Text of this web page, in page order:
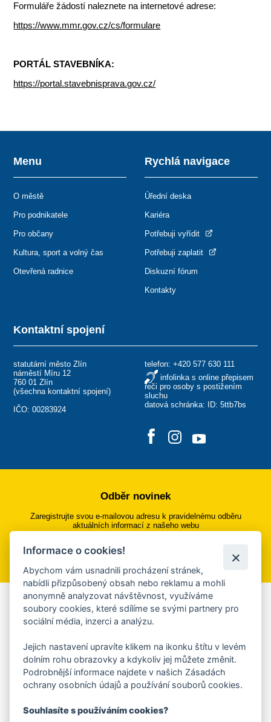
Formuláře žádostí naleznete na internetové adrese:
https://www.mmr.gov.cz/cs/formulare
PORTÁL STAVEBNÍKA:
https://portal.stavebnisprava.gov.cz/
Kontaktní spojení
statutární město Zlín
náměstí Míru 12
760 01 Zlín
(všechna kontaktní spojení)
IČO: 00283924
telefon: +420 577 630 111
infolinka s online přepisem
řeči pro osoby s postižením
sluchu
datová schránka: ID: 5ttb7bs
Menu
O městě
Pro podnikatele
Pro občany
Kultura, sport a volný čas
Otevřená radnice
Rychlá navigace
Úřední deska
Kariéra
Potřebuji vyřídit
Potřebuji zaplatit
Diskuzní fórum
Kontakty
Odběr novinek
Zaregistrujte svou e-mailovou adresu k pravidelnému odběru
aktuálních informací z našeho webu
Přihlásit se k odběru
Aplikace Mobilní rozhlas
Chcete dostávat do svého mobilu či mailu upozornění na
ankety, pozvánky na kulturní a sportovní akce?
Více informací o aplikaci
Informace o cookies!
Abychom vám usnadnili procházení stránek,
nabídli přizpůsobený obsah nebo reklamu a mohli
anonymně analyzovat návštěvnost, využíváme
soubory cookies, které sdílíme se svými partnery pro
sociální média, inzerci a analýzu.
Jejich nastavení upravíte klikem na ikonku štítu v levém
dolním rohu obrazovky a kdykoliv jej můžete změnit.
Podrobnější informace najdete v našich Zásadách
ochrany osobních údajů a používání souborů cookies.
Souhlasíte s používáním cookies?